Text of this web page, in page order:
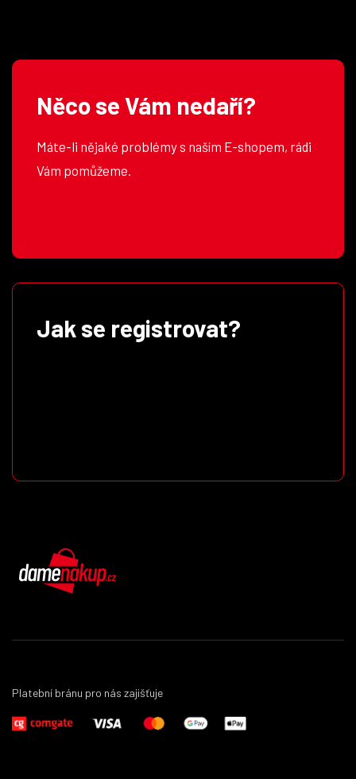
Něco se Vám nedaří?
Máte-li nějaké problémy s naším E-shopem, rádi
Vám pomůžeme.
Jak se registrovat?
Platební bránu pro nás zajišťuje